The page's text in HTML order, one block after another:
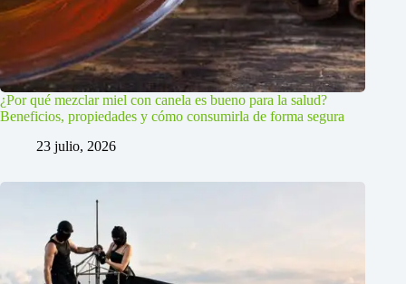
¿Por qué mezclar miel con canela es bueno para la salud?
Beneficios, propiedades y cómo consumirla de forma segura
23 julio, 2026